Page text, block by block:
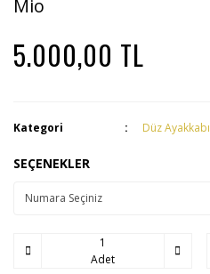
Mio
5.000,00 TL
Kategori Düz Ayakkabı
SEÇENEKLER
Adet